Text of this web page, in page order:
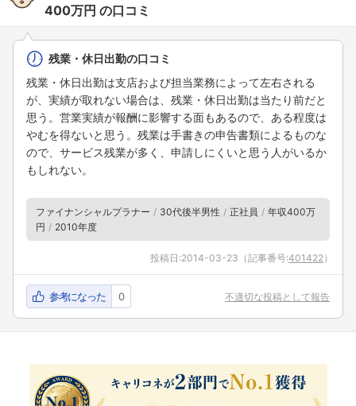
400万円 の口コミ
残業・休日出勤の口コミ
残業・休日出勤は支店および担当業務によって左右される
が、実績が取れない場合は、残業・休日出勤は当たり前だと
思う。営業実績が報酬に影響する面もあるので、ある程度は
やむを得ないと思う。残業は手書きの申告書類によるものな
ので、サービス残業が多く、申請しにくいと思う人がいるか
もしれない。
ファイナンシャルプラナー 30代後半男性 正社員
年収400万
円
2010年度
投稿日:2014-03-23 （記事番号:401422）
参考になった 0 不適切な投稿として報告